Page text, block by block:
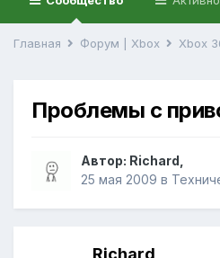
Главная Форум | Xbox Xbox
Проблемы с
Автор: Richard
25 мая 2009 в